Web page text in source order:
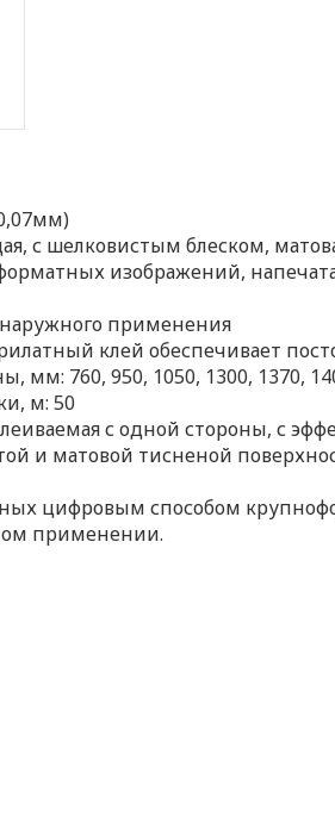
с шелковистым блеском,
изображений,
применения
клей обеспечивает
мм: 760, 950, 1050, 1300, 1370,
м: 50
с одной стороны, с
и матовой тисненой
цифровым способом
применении.